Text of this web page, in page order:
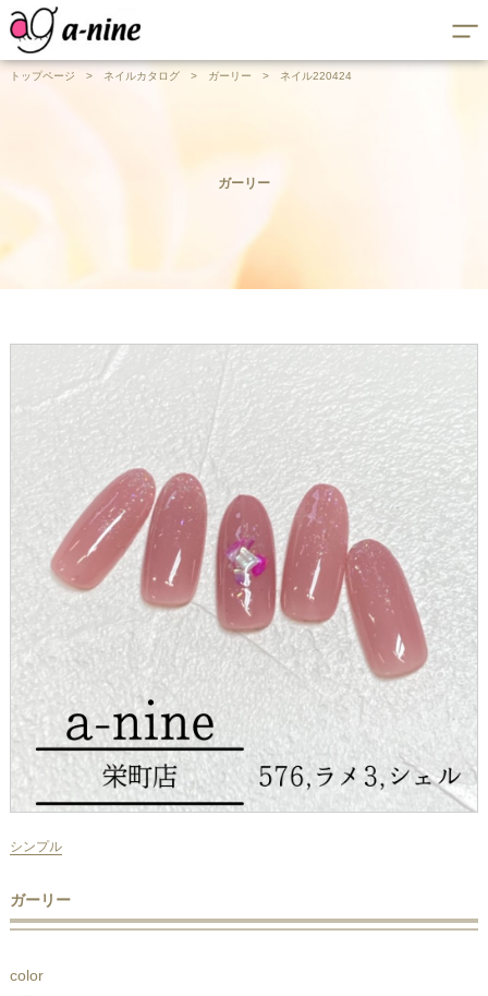
トップページ > ネイルカタログ > ガーリー > ネイル220424
ガーリー
シンプル
ガーリー
color